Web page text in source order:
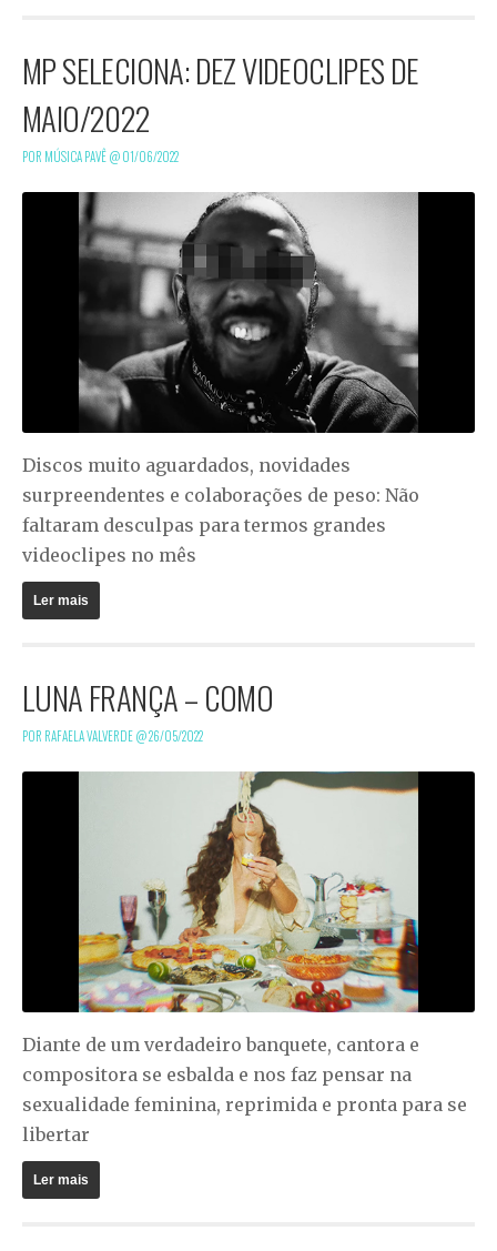
MP SELECIONA: DEZ VIDEOCLIPES DE
MAIO/2022
POR MÚSICA PAVÊ @01/06/2022
Discos muito aguardados, novidades
surpreendentes e colaborações de peso: Não
faltaram desculpas para termos grandes
videoclipes no mês
Ler mais
LUNA FRANÇA – COMO
POR RAFAELA VALVERDE @26/05/2022
Diante de um verdadeiro banquete, cantora e
compositora se esbalda e nos faz pensar na
sexualidade feminina, reprimida e pronta para se
libertar
Ler mais